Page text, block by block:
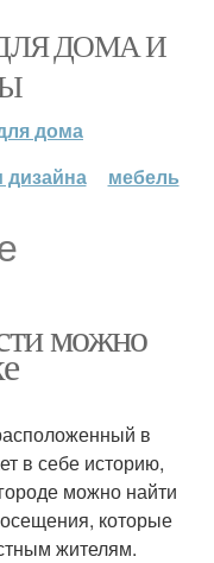
ДОМА И
дома
дизайна мебель
можно
в
в себе историю,
можно найти
которые
жителям.